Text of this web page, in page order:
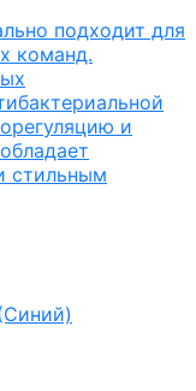
подходит для
команд.
и
стильным